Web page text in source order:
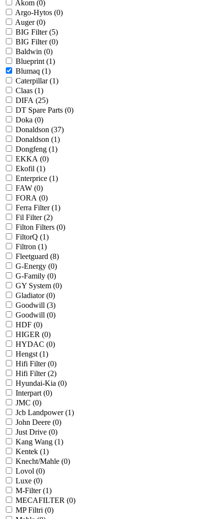
Akom (0)
Argo-Hytos (0)
Auger (0)
BIG Filter (5)
BIG Filter (0)
Baldwin (0)
Blueprint (1)
Blumaq (1)
Caterpillar (1)
Claas (1)
DIFA (25)
DT Spare Parts (0)
Doka (0)
Donaldson (37)
Donaldson (1)
Dongfeng (1)
EKKA (0)
Ekofil (1)
Enterprice (1)
FAW (0)
FORA (0)
Ferra Filter (1)
Fil Filter (2)
Filton Filters (0)
FiltorQ (1)
Filtron (1)
Fleetguard (8)
G-Energy (0)
G-Family (0)
GY System (0)
Gladiator (0)
Goodwill (3)
Goodwill (0)
HDF (0)
HIGER (0)
HYDAC (0)
Hengst (1)
Hifi Filter (0)
Hifi Filter (2)
Hyundai-Kia (0)
Interpart (0)
JMC (0)
Jcb Landpower (1)
John Deere (0)
Just Drive (0)
Kang Wang (1)
Kentek (1)
Knecht/Mahle (0)
Lovol (0)
Luxe (0)
M-Filter (1)
MECAFILTER (0)
MP Filtri (0)